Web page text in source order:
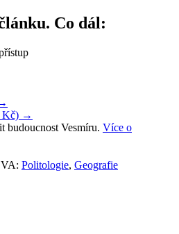
Co dál:
Kč) →
budoucnost Vesmíru. Více o
Politologie, Geografie